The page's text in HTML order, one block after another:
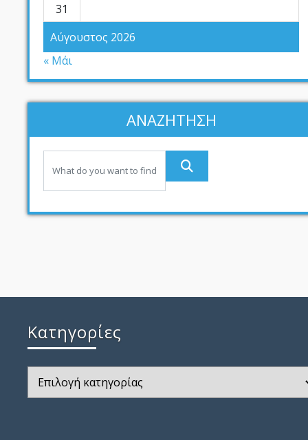
Αύγουστος 2026
31
« Μάι
ΑΝΑΖΗΤΗΣΗ
Kατηγορίες
Kατηγορίες